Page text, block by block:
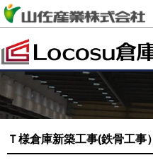
Ｔ様倉庫新築工事(鉄骨工事）